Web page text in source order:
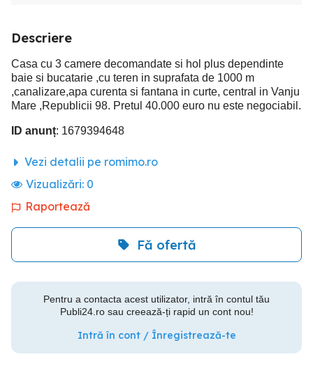
Descriere
Casa cu 3 camere decomandate si hol plus dependinte
baie si bucatarie ,cu teren in suprafata de 1000 m
,canalizare,apa curenta si fantana in curte, central in Vanju
Mare ,Republicii 98. Pretul 40.000 euro nu este negociabil.
ID anunț: 1679394648
Vezi detalii pe romimo.ro
Vizualizări: 0
Raportează
Fă ofertă
Pentru a contacta acest utilizator, intră în contul tău
Publi24.ro sau creează-ți rapid un cont nou!
Intră în cont / Înregistrează-te